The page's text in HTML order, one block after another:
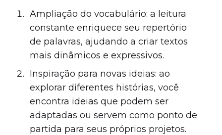
Ampliação do vocabulário: a leitura
constante enriquece seu repertório
de palavras, ajudando a criar textos
mais dinâmicos e expressivos.
Inspiração para novas ideias: ao
explorar diferentes histórias, você
encontra ideias que podem ser
adaptadas ou servem como ponto de
partida para seus próprios projetos.